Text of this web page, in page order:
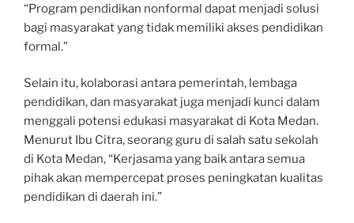
“Program pendidikan nonformal dapat menjadi solusi
bagi masyarakat yang tidak memiliki akses pendidikan
formal.”
Selain itu, kolaborasi antara pemerintah, lembaga
pendidikan, dan masyarakat juga menjadi kunci dalam
menggali potensi edukasi masyarakat di Kota Medan.
Menurut Ibu Citra, seorang guru di salah satu sekolah
di Kota Medan, “Kerjasama yang baik antara semua
pihak akan mempercepat proses peningkatan kualitas
pendidikan di daerah ini.”